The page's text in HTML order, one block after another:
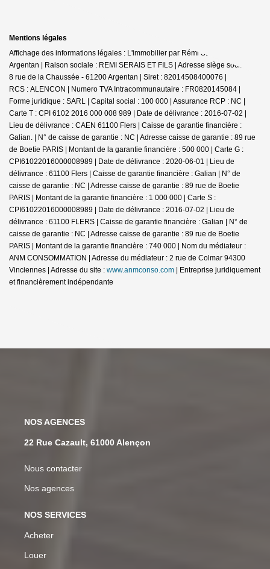
Mentions légales
Affichage des informations légales : L'immobilier par Rémi SERAIS -
Argentan | Raison sociale : REMI SERAIS ET FILS | Adresse siège social : 6-
8 rue de la Chaussée - 61200 Argentan | Siret : 82014508400076 |
RCS : ALENCON | Numero TVA Intracommunautaire : FR0820145084 |
Forme juridique : SARL | Capital social : 100 000 | Assurance RCP : NC |
Carte T : CPI 6102 2016 000 008 989 | Date de délivrance : 2016-07-02 |
Lieu de délivrance : CAEN 61100 Flers | Caisse de garantie financière :
Galian. | N° de caisse de garantie : NC | Adresse caisse de garantie : 89 rue
de Boetie PARIS | Montant de la garantie financière : 500 000 | Carte G :
CPI61022016000008989 | Date de délivrance : 2020-06-01 | Lieu de
délivrance : 61100 Flers | Caisse de garantie financière : Galian | N° de
caisse de garantie : NC | Adresse caisse de garantie : 89 rue de Boetie
PARIS | Montant de la garantie financière : 1 000 000 | Carte S :
CPI61022016000008989 | Date de délivrance : 2016-07-02 | Lieu de
délivrance : 61100 FLERS | Caisse de garantie financière : Galian | N° de
caisse de garantie : NC | Adresse caisse de garantie : 89 rue de Boetie
PARIS | Montant de la garantie financière : 740 000 | Nom du médiateur :
ANM CONSOMMATION | Adresse du médiateur : 2 rue de Colmar 94300
Vinciennes | Adresse du site : www.anmconso.com | Entreprise juridiquement
et financièrement indépendante
NOS AGENCES
22 Rue Cazault, 61000 Alençon
Nous contacter
Nos agences
NOS SERVICES
Acheter
Louer